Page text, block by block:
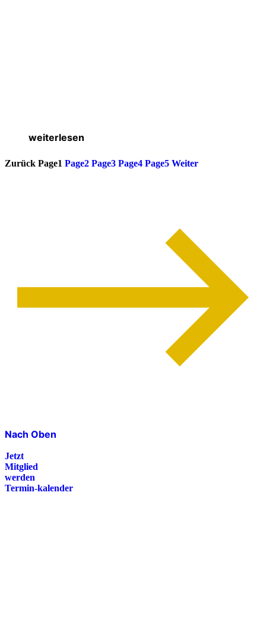
weiterlesen
Zurück Page1 Page2 Page3 Page4 Page5 Weiter
Nach Oben
Jetzt
Mitglied
werden
Termin-kalender